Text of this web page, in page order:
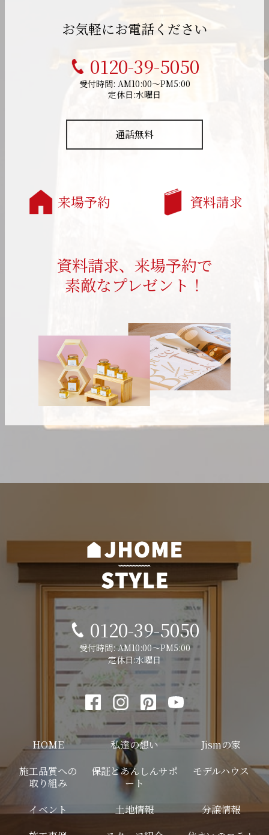
お気軽にお電話ください
0120-39-5050
受付時間: AM10:00～PM5:00
定休日:水曜日
通話無料
来場予約 資料請求
資料請求、来場予約で
素敵なプレゼント！
0120-39-5050
受付時間: AM10:00～PM5:00
定休日:水曜日
HOME 私達の想い
Jismの家
施工品質への
取り組み
保証とあんしんサポ
ート
モデルハウス
イベント 土地情報
分譲情報